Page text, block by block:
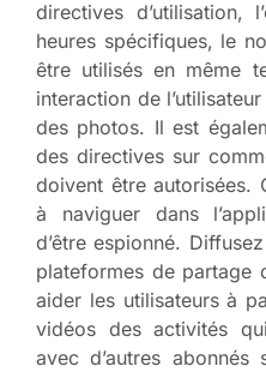
directives d’utilisation,
heures spécifiques, le
être utilisés en même
interaction de
des photos. Il est
des directives sur
doivent être autorisées.
à naviguer dans
d’être espionné.
plateformes de partage
aider les utilisateurs à
vidéos des activités
avec d’autres